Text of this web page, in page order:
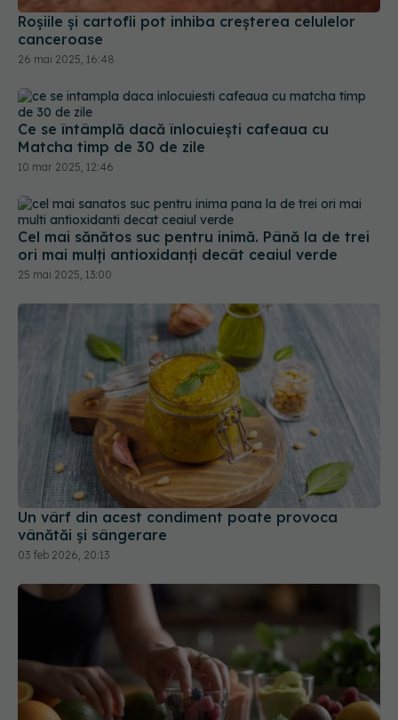
Roșiile și cartofii pot inhiba creșterea celulelor
canceroase
26 mai 2025, 16:48
Ce se întâmplă dacă înlocuiești cafeaua cu
Matcha timp de 30 de zile
10 mar 2025, 12:46
Cel mai sănătos suc pentru inimă. Până la de trei
ori mai mulți antioxidanți decât ceaiul verde
25 mai 2025, 13:00
Un vârf din acest condiment poate provoca
vânătăi și sângerare
03 feb 2026, 20:13